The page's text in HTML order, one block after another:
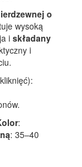
o
wysoką
i składany
i
:
: 35–40